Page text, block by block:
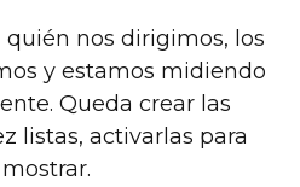
quién nos dirigimos, los
y estamos midiendo
Queda crear las
listas, activarlas para